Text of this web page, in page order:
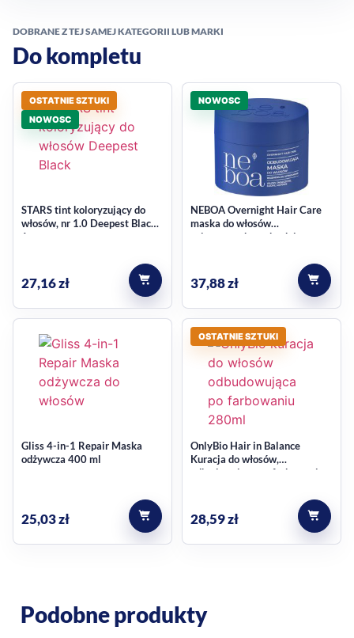
DOBRANE Z TEJ SAMEJ KATEGORII LUB MARKI
Do kompletu
OSTATNIE SZTUKI
NOWOSC
STARS tint koloryzujący do
włosów, nr 1.0 Deepest Black
1 szt.
27,16zł
NOWOSC
NEBOA Overnight Hair Care
maska do włosów
zniszczonych, suchych i
regeneracja i wzmocnienie
300 ml
37,88zł
Gliss 4-in-1 Repair Maska
odżywcza 400 ml
25,03zł
OSTATNIE SZTUKI
OnlyBio Hair in Balance
Kuracja do włosów,
odbudowująca po farbowaniu
28,59zł
Podobne produkty